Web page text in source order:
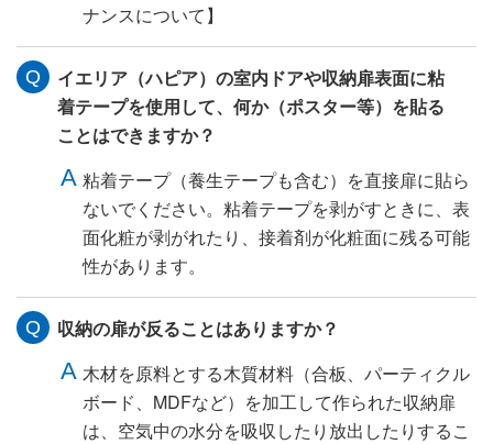
ナンスについて】
イエリア（ハピア）の室内ドアや収納扉表面に粘
着テープを使用して、何か（ポスター等）を貼る
ことはできますか？
粘着テープ（養生テープも含む）を直接扉に貼ら
ないでください。粘着テープを剥がすときに、表
面化粧が剥がれたり、接着剤が化粧面に残る可能
性があります。
収納の扉が反ることはありますか？
木材を原料とする木質材料（合板、パーティクル
ボード、MDFなど）を加工して作られた収納扉
は、空気中の水分を吸収したり放出したりするこ